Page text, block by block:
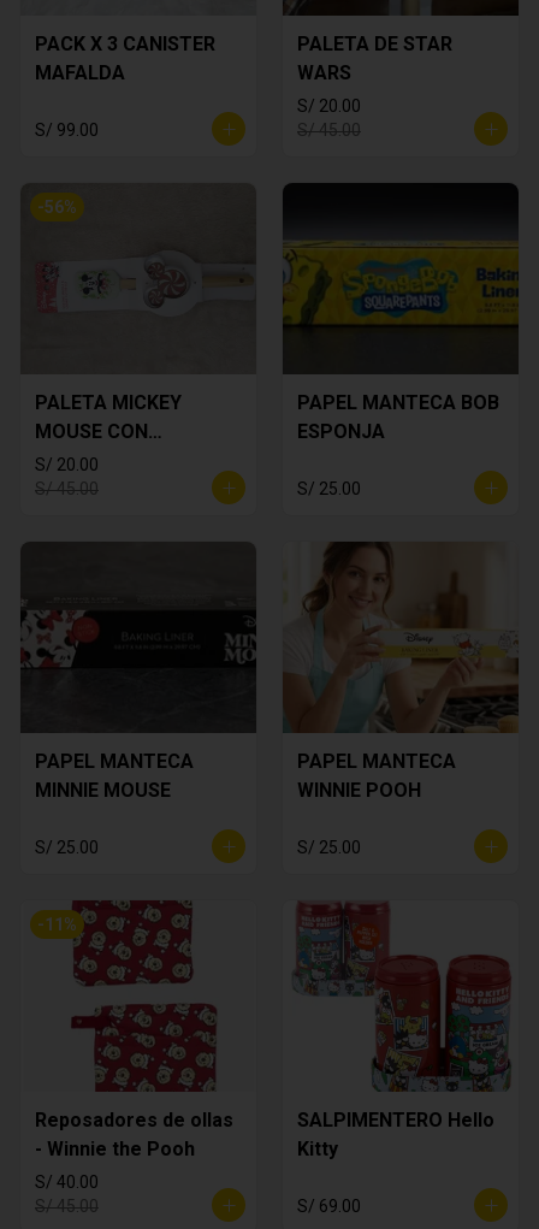
PACK X 3 CANISTER
MAFALDA
S/ 99.00
PALETA DE STAR
WARS
S/ 20.00
S/ 45.00
-56%
PALETA MICKEY
MOUSE CON
CORTADOR DE
GALLETA
S/ 20.00
S/ 45.00
PAPEL MANTECA BOB
ESPONJA
S/ 25.00
PAPEL MANTECA
MINNIE MOUSE
S/ 25.00
PAPEL MANTECA
WINNIE POOH
S/ 25.00
-11 %
Reposadores de ollas
- Winnie the Pooh
S/ 40.00
S/ 45.00
SALPIMENTERO Hello
Kitty
S/ 69.00